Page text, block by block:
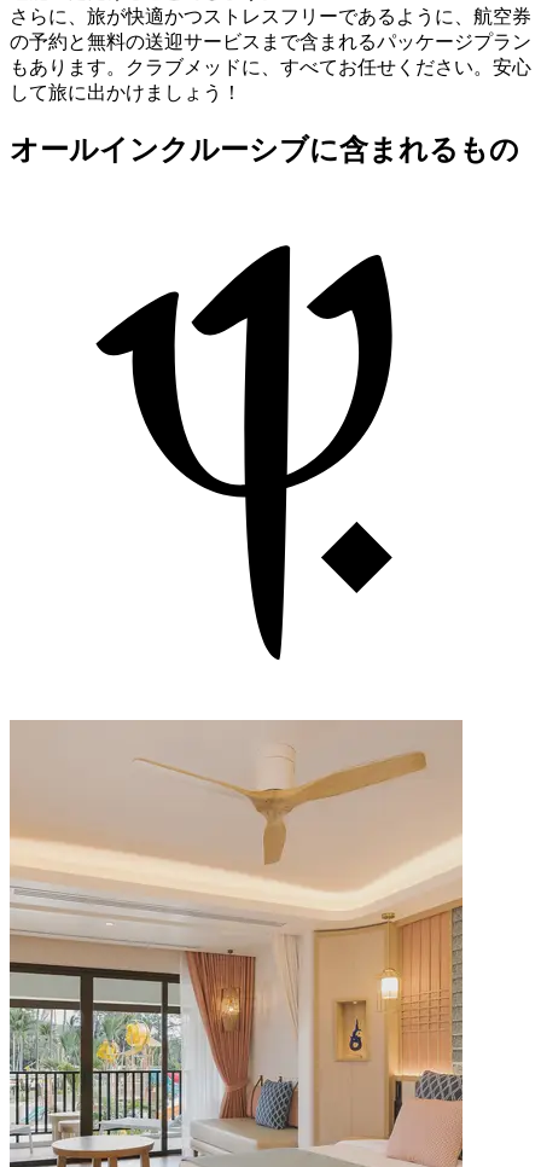
さらに、旅が快適かつストレスフリーであるように、航空券
の予約と無料の送迎サービスまで含まれるパッケージプラン
もあります。クラブメッドに、すべてお任せください。安心
して旅に出かけましょう！
オールインクルーシブに含まれるもの